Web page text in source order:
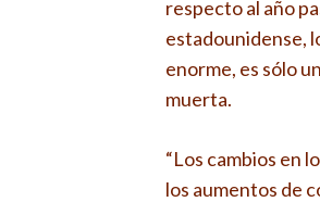
respecto al año
estadounidense,
enorme, es sólo
muerta.
“Los cambios en
los aumentos de